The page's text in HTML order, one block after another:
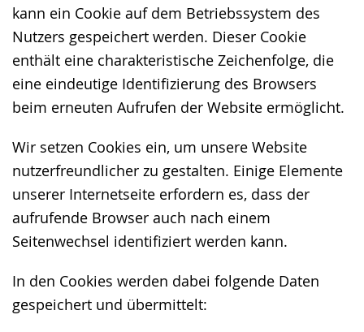
kann ein Cookie auf dem Betriebssystem des
Nutzers gespeichert werden. Dieser Cookie
enthält eine charakteristische Zeichenfolge, die
eine eindeutige Identifizierung des Browsers
beim erneuten Aufrufen der Website ermöglicht.
Wir setzen Cookies ein, um unsere Website
nutzerfreundlicher zu gestalten. Einige Elemente
unserer Internetseite erfordern es, dass der
aufrufende Browser auch nach einem
Seitenwechsel identifiziert werden kann.
In den Cookies werden dabei folgende Daten
gespeichert und übermittelt: